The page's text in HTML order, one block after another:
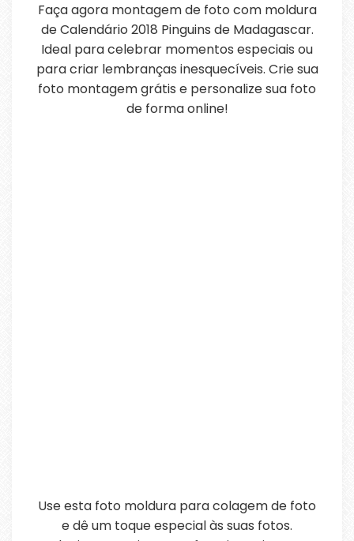
Faça agora montagem de foto com moldura
de Calendário 2018 Pinguins de Madagascar.
Ideal para celebrar momentos especiais ou
para criar lembranças inesquecíveis. Crie sua
foto montagem grátis e personalize sua foto
de forma online!
Use esta foto moldura para colagem de foto
e dê um toque especial às suas fotos.